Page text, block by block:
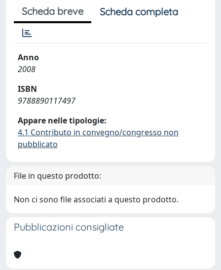
Scheda breve Scheda completa
Anno
2008
ISBN
9788890117497
Appare nelle tipologie:
4.1 Contributo in convegno/congresso non
pubblicato
File in questo prodotto:
Non ci sono file associati a questo prodotto.
Pubblicazioni consigliate